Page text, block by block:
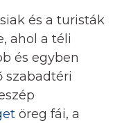
és a turisták
ahol a téli
és egyben
szabadtéri
öreg fái, a